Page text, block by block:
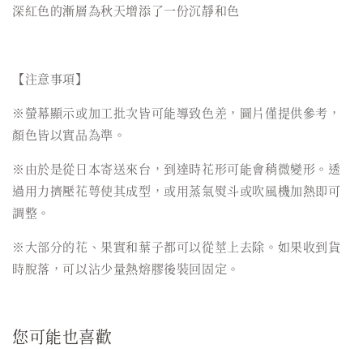
深紅色的漸層為秋天增添了一份沉靜和色
【注意事項】
※螢幕顯示或加工批次皆可能導致色差，圖片僅提供參考，
顏色皆以實品為準。
※由於是從日本寄送來台，到達時花形可能會稍微變形。透
過用力擠壓花萼使其成型，或用蒸氣熨斗或吹風機加熱即可
調整。
※大部分的花、果實和葉子都可以從莖上去除。如果收到貨
時脫落，可以沾少量熱熔膠後裝回固定。
您可能也喜歡